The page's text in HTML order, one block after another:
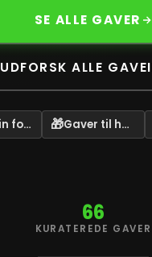
SE ALLE GAVER
UDFORSK ALLE
Valentin fokus 🎁 Gaver til ham
66
KURATEREDE GAVER